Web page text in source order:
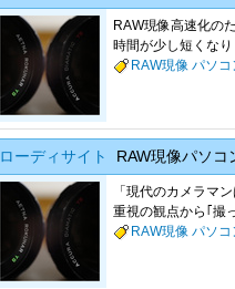
RAW現像高速化の
時間が少し短くな
RAW現像 パソコ
ローディサイト RAW現像パソコ
「現代のカメラマ
重視の観点から｢撮
RAW現像 パソコ